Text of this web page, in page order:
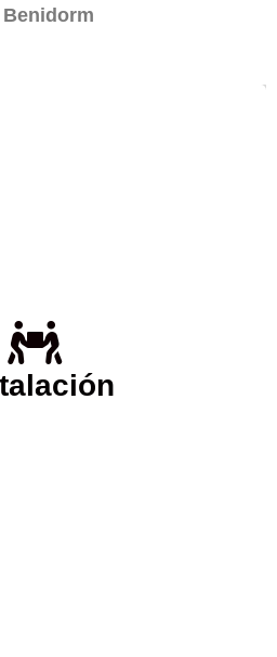
Benidorm
Horno, Congelador,
Extractora es importante que
Técnico profesional en
desde